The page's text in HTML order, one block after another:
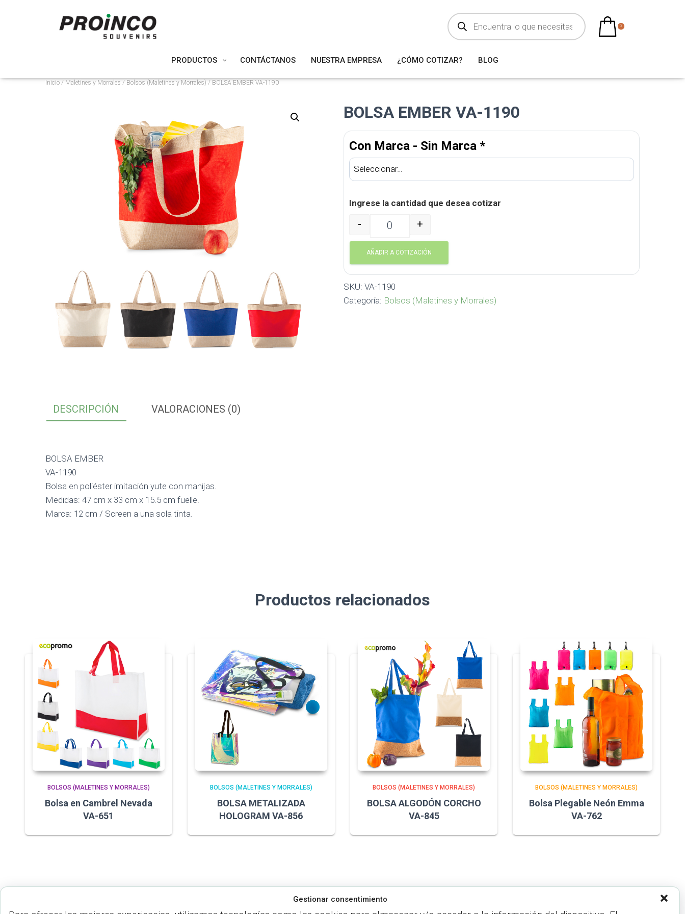
Gestionar consentimiento
ú
q
a
d
c
t
o
0
PRODUCTOS CONTÁCTANOS NUESTRA EMPRESA ¿CÓMO COTIZAR? BLOG
Inicio/ Maletines y Morrales / Bolsos (Maletines y Morrales) / BOLSA EMBER VA-1190
BOLSA EMBER VA-1190
Con Marca - Sin Marca *
Ingrese la cantidad que desea cotizar
BOLSA EMBER VA-1190 cantidad
- +
AÑADIR A COTIZACIÓN
SKU: VA-1190
Categoría: Bolsos (Maletines y Morrales)
DESCRIPCIÓN VALORACIONES (0)
BOLSA EMBER
VA-1190
Bolsa en poliéster imitación yute con manijas.
Medidas: 47 cm x 33 cm x 15.5 cm fuelle.
Marca: 12 cm / Screen a una sola tinta.
Productos relacionados
BOLSOS (MALETINES Y MORRALES)
Bolsa en Cambrel Nevada
VA-651
BOLSOS (MALETINES Y MORRALES)
BOLSA METALIZADA
HOLOGRAM VA-856
BOLSOS (MALETINES Y MORRALES)
BOLSA ALGODÓN CORCHO
VA-845
BOLSOS (MALETINES Y MORRALES)
Bolsa Plegable Neón Emma
VA-762